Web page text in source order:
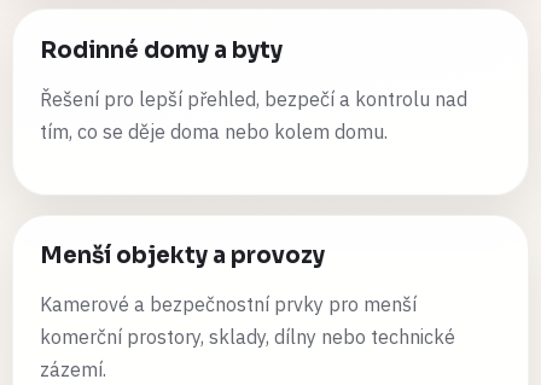
Rodinné domy a byty
Řešení pro lepší přehled, bezpečí a kontrolu nad
tím, co se děje doma nebo kolem domu.
Menší objekty a provozy
Kamerové a bezpečnostní prvky pro menší
komerční prostory, sklady, dílny nebo technické
zázemí.